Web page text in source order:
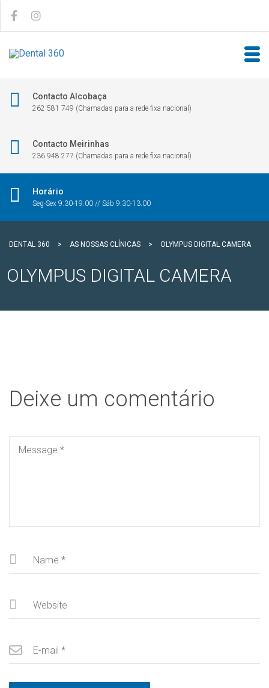
Contacto Alcobaça
262 581 749 (Chamadas para a rede fixa nacional)
Contacto Meirinhas
236 948 277 (Chamadas para a rede fixa nacional)
Horário
Seg-Sex 9:30-19.00 // Sáb 9:30-13.00
DENTAL 360 > AS NOSSAS CLÍNICAS > OLYMPUS DIGITAL CAMERA
OLYMPUS DIGITAL CAMERA
Deixe um comentário